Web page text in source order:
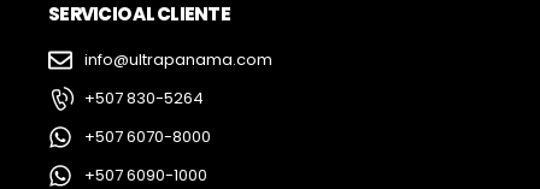
SERVICIO AL CLIENTE
info@ultrapanama.com
+507 830-5264
+507 6070-8000
+507 6090-1000